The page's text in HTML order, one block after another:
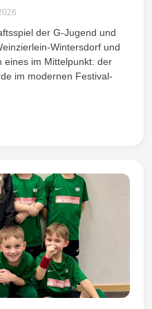
der G-Jugend und
Wintersdorf und
eines im Mittelpunkt: der
im modernen Festival-